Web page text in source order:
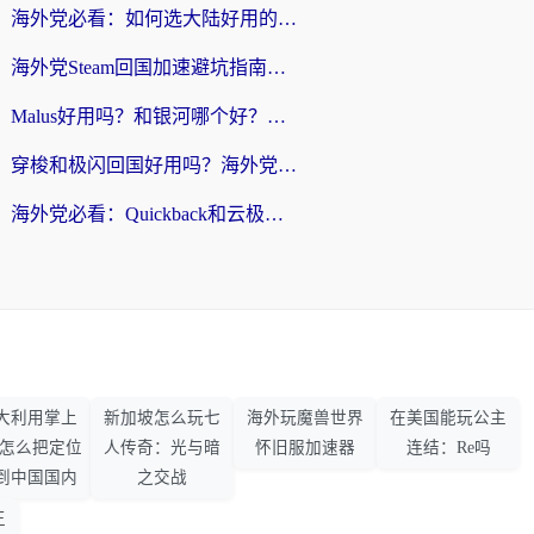
海外党必看：如何选大陆好用的vpn？一篇解决你的回国访问难题
海外党Steam回国加速避坑指南：从延迟卡顿到无缝畅玩，我踩过的坑和最优解
Malus好用吗？和银河哪个好？海外党选回国加速器的避坑指南（附乌克兰玩国内游戏实测）
穿梭和极闪回国好用吗？海外党亲测4款加速器+1个隐藏宝藏
海外党必看：Quickback和云极好用吗？3招教你选对回国加速器（附PC端VPN实测对比）
利用掌上
么把定位
中国国内
新加坡怎么玩七
人传奇：光与暗
之交战
海外玩魔兽世界
怀旧服加速器
在美国能玩公主
连结：Re吗